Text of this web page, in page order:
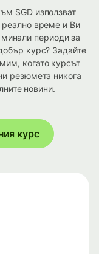
SGD използват
реално време и Ви
периоди за
курс? Задайте
когато курсът
резюмета никога
новини.
курс